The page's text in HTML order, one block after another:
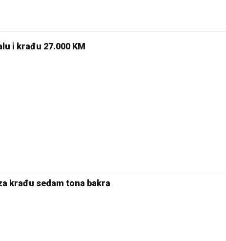
i krađu 27.000 KM
krađu sedam tona bakra